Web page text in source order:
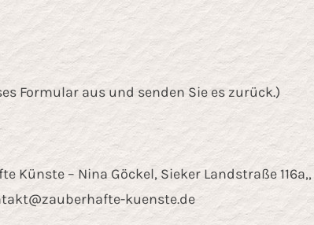
Formular aus und senden Sie es zurück.)
– Nina Göckel, Sieker Landstraße
kuenste.de